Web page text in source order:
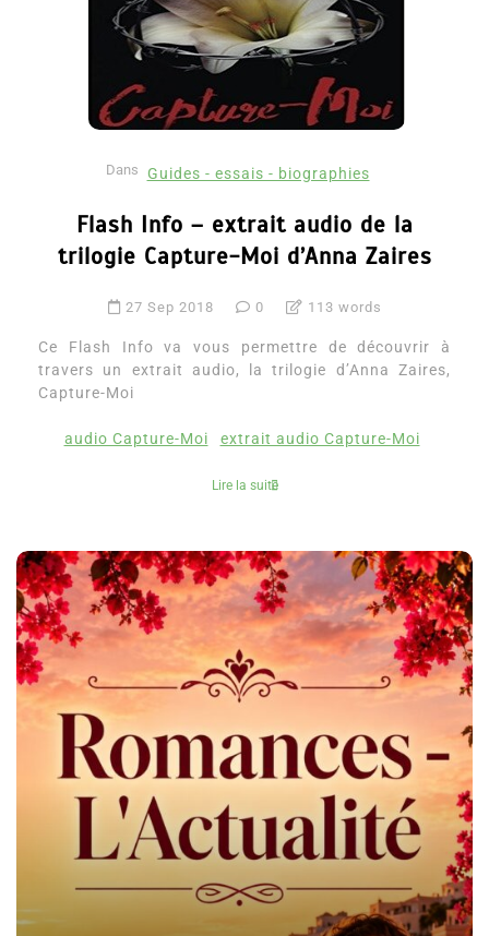
Dans Guides - essais - biographies
Flash Info – extrait audio de la
trilogie Capture-Moi d’Anna Zaires
27 Sep 2018 0 113 words
Ce Flash Info va vous permettre de découvrir à
travers un extrait audio, la trilogie d’Anna Zaires,
Capture-Moi
audio Capture-Moi extrait audio Capture-Moi
Lire la suite